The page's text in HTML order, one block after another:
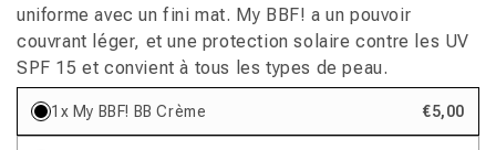
uniforme avec un fini mat. My BBF! a un pouvoir
couvrant léger, et une protection solaire contre les UV
SPF 15 et convient à tous les types de peau.
1x My BBF! BB Crème €5,00